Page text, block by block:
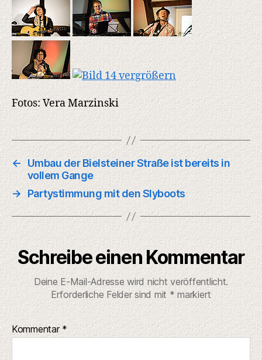
Fotos: Vera Marzinski
←
Umbau der Bielsteiner Straße ist bereits in
vollem Gange
→ Partystimmung mit den Slyboots
Schreibe einen Kommentar
Deine E-Mail-Adresse wird nicht veröffentlicht.
Erforderliche Felder sind mit * markiert
Kommentar *